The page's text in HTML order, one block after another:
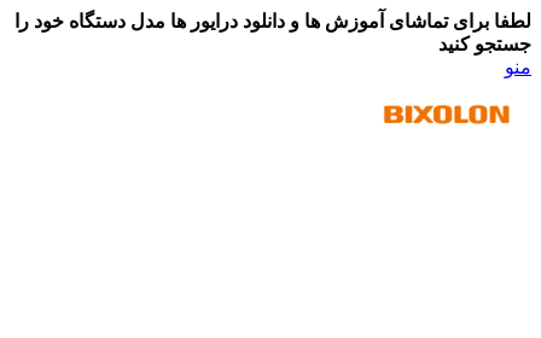
لطفا برای تماشای آموزش ها و دانلود درایور ها مدل دستگاه خود را
جستجو کنید
منو